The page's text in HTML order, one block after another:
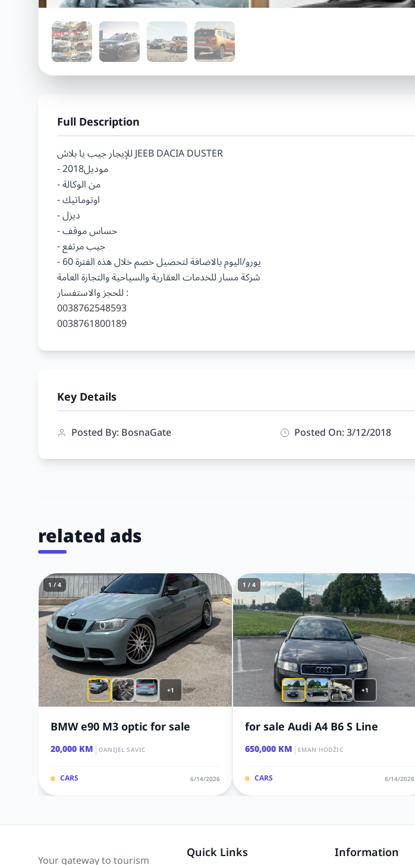
Full Description
للإيجار جيب يا بلاش ‎JEEB DACIA DUSTER
- موديل2018
- من الوكالة
- اوتوماتيك
- ديزل
- حساس موقف
- جيب مرتفع
- 60 يورو/اليوم بالاضافة لتحصيل خصم خلال هذه الفترة
شركة مسار للخدمات العقارية والسياحية والتجارة العامة
للحجز والاستفسار :
0038762548593
Key Details
Posted By: BosnaGate Posted On: 3/12/2018
related ads
+1
1 / 4
BMW e90 M3 optic for sale
20,000 KM| DANIJEL SAVIC
CARS 6/14/2026
+1
1 / 4
for sale Audi A4 B6 S Line
650,000 KM| EMAN HODŽIĆ
CARS 6/14/2026
Your gateway to tourism Quick Links Information